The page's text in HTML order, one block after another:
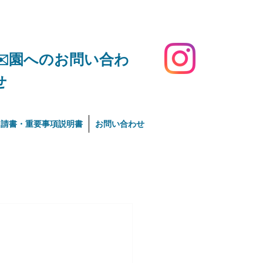
へのお問い合わ
書・重要事項説明書 お問い合わせ